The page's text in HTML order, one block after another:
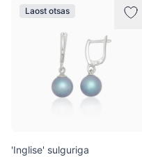
Laost otsas
'Inglise' sulguriga